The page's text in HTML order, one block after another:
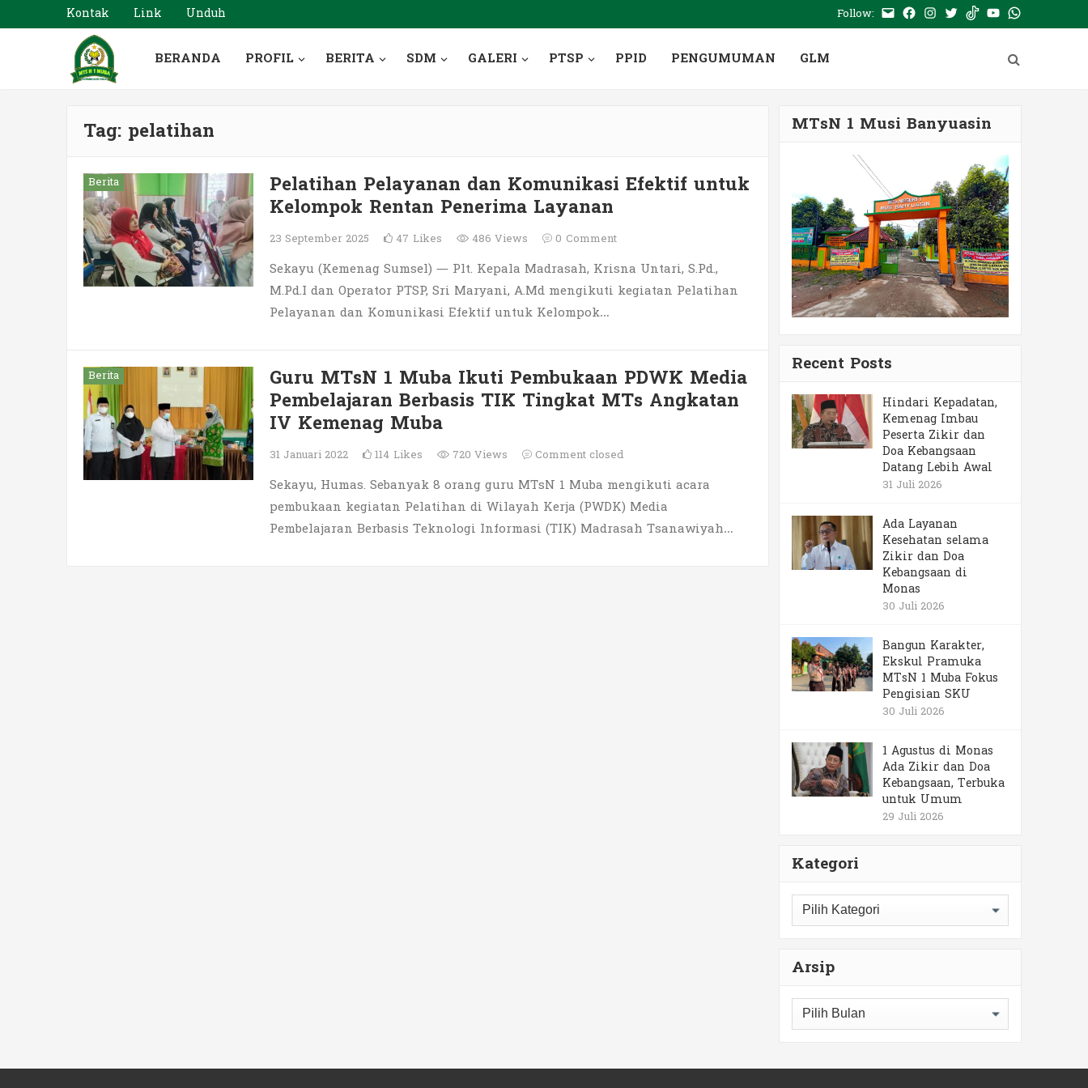
Kontak Link Unduh Follow: E- Facebook
Instagram
TwitterTiktokYoutubeWhatsApp
BERANDA PROFIL BERITA SDM GALERI PTSP PPID PENGUMUMAN GLM
Tag: pelatihan
Berita Pelatihan Pelayanan dan Komunikasi Efektif untuk
Kelompok Rentan Penerima Layanan
23 September 2025 47 Likes 486 Views 0 Comment
Sekayu (Kemenag Sumsel) — Plt. Kepala Madrasah, Krisna Untari, S.Pd.,
M.Pd.I dan Operator PTSP, Sri Maryani, A.Md mengikuti kegiatan Pelatihan
Pelayanan dan Komunikasi Efektif untuk Kelompok…
Berita Guru MTsN 1 Muba Ikuti Pembukaan PDWK Media
Pembelajaran Berbasis TIK Tingkat MTs Angkatan
IV Kemenag Muba
31 Januari 2022 114 Likes 720 Views Comment closed
Sekayu, Humas. Sebanyak 8 orang guru MTsN 1 Muba mengikuti acara
pembukaan kegiatan Pelatihan di Wilayah Kerja (PWDK) Media
Pembelajaran Berbasis Teknologi Informasi (TIK) Madrasah Tsanawiyah…
MTsN 1 Musi Banyuasin
Recent Posts
Hindari Kepadatan,
Kemenag Imbau
Peserta Zikir dan
Doa Kebangsaan
Datang Lebih Awal
31 Juli 2026
Ada Layanan
Kesehatan selama
Zikir dan Doa
Kebangsaan di
Monas
30 Juli 2026
Bangun Karakter,
Ekskul Pramuka
MTsN 1 Muba Fokus
Pengisian SKU
30 Juli 2026
1 Agustus di Monas
Ada Zikir dan Doa
Kebangsaan, Terbuka
untuk Umum
29 Juli 2026
Kategori
Kategori
Arsip
Arsip